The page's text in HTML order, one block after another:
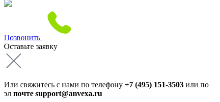
Позвонить
Оставьте заявку
Или свяжитесь с нами по телефону +7 (495) 151-3503 или по
эл почте support@anvexa.ru